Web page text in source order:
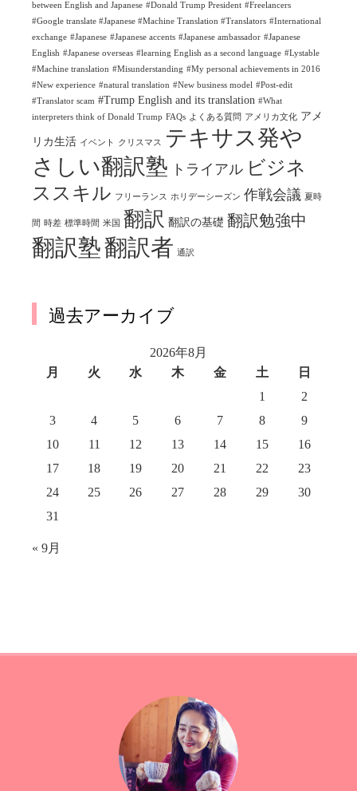
between English and Japanese #Donald Trump President #Freelancers
#Google translate #Japanese #Machine Translation #Translators #International
exchange #Japanese #Japanese accents #Japanese ambassador #Japanese
English #Japanese overseas #learning English as a second language #Lystable
#Machine translation #Misunderstanding #My personal achievements in 2016
#New experience #natural translation #New business model #Post-edit
#Translator scam #Trump English and its translation #What
interpreters think of Donald Trump FAQs よくある質問 アメリカ文化 アメ
リカ生活 イベント クリスマス
テキサス発や
さしい翻訳塾 トライアル ビジネ
ススキル フリーランス ホリデーシーズン 作戦会議 夏時
間 時差 標準時間 米国 翻訳 翻訳の基礎 翻訳勉強中
翻訳塾翻訳者 通訳
過去アーカイブ
2026年8月
月
火 水 木 金 土
日
1
2
3
4 5 6 7 8
9
10
11 12 13 14 15
16
17
18 19 20 21 22
23
24
25 26 27 28 29
30
31
« 9月